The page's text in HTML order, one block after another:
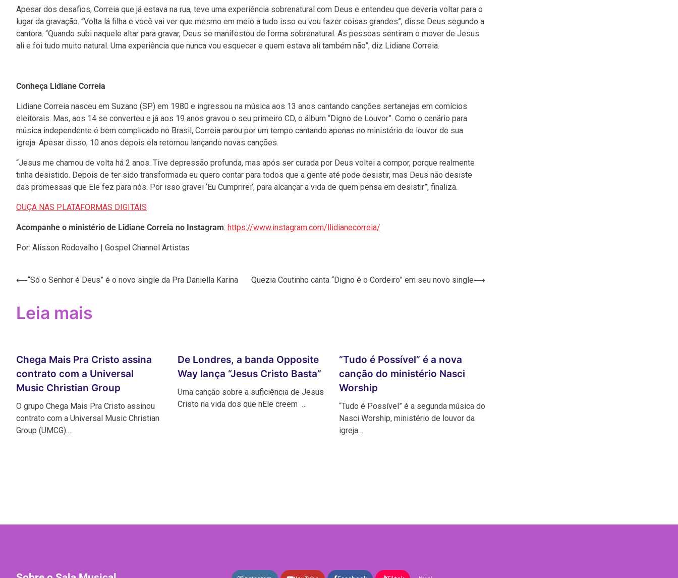
Apesar dos desafios, Correia que já estava na rua, teve uma experiência sobrenatural com Deus e entendeu que deveria voltar para o
lugar da gravação. “Volta lá filha e você vai ver que mesmo em meio a tudo isso eu vou fazer coisas grandes”, disse Deus segundo a
cantora. “Quando subi naquele altar para gravar, Deus se manifestou de forma sobrenatural. As pessoas sentiram o mover de Jesus
ali e foi tudo muito natural. Uma experiência que nunca vou esquecer e quem estava ali também não”, diz Lidiane Correia.
Conheça Lidiane Correia
Lidiane Correia nasceu em Suzano (SP) em 1980 e ingressou na música aos 13 anos cantando canções sertanejas em comícios
eleitorais. Mas, aos 14 se converteu e já aos 19 anos gravou o seu primeiro CD, o álbum “Digno de Louvor”. Como o cenário para
música independente é bem complicado no Brasil, Correia parou por um tempo cantando apenas no ministério de louvor de sua
igreja. Apesar disso, 10 anos depois ela retornou lançando novas canções.
“Jesus me chamou de volta há 2 anos. Tive depressão profunda, mas após ser curada por Deus voltei a compor, porque realmente
tinha desistido. Depois de ter sido transformada eu quero contar para todos que a gente até pode desistir, mas Deus não desiste
das promessas que Ele fez para nós. Por isso gravei ‘Eu Cumprirei’, para alcançar a vida de quem pensa em desistir”, finaliza.
OUÇA NAS PLATAFORMAS DIGITAIS
Acompanhe o ministério de Lidiane Correia no Instagram: https://www.instagram.com/llidianecorreia/
Por: Alisson Rodovalho | Gospel Channel Artistas
Navegação
Post
⟵“Só o Senhor é Deus” é o novo single da Pra Daniella Karina Quezia Coutinho canta “Digno é o Cordeiro” em seu novo single⟶
Leia mais
Chega Mais Pra Cristo assina
contrato com a Universal
Music Christian Group
O grupo Chega Mais Pra Cristo assinou
contrato com a Universal Music Christian
Group (UMCG).…
De Londres, a banda Opposite
Way lança “Jesus Cristo Basta”
Uma canção sobre a suficiência de Jesus
Cristo na vida dos que nEle creem …
“Tudo é Possível” é a nova
canção do ministério Nasci
Worship
“Tudo é Possível” é a segunda música do
Nasci Worship, ministério de louvor da
igreja…